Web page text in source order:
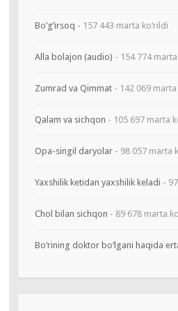
Bo’g’irsoq - 157 443 marta ko‘rildi
Alla bolajon (audio) - 154 774 marta
Zumrad va Qimmat- 142 069 marta
Qalam va sichqon - 105 697 marta
Opa-singil daryolar- 98 057 marta
Yaxshilik ketidan yaxshilik keladi -
Chol bilan sichqon - 89 678 marta
Bo‘rining doktor bo‘lgani haqida